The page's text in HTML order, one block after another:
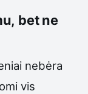
bet ne
nebėra
vis